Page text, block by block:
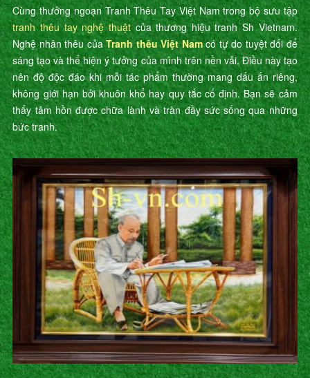
Cùng thưởng ngoạn Tranh Thêu Tay Việt Nam trong bộ sưu tập
tranh thêu tay nghệ thuậtcủa thương hiệu tranh Sh Vietnam.
Nghệ nhân thêu củaTranh thêu Việt Namcó tự do tuyệt đối để
sáng tạo và thể hiện ý tưởng của mình trên nền vải. Điều này tạo
nên độ độc đáo khi mỗi tác phẩm thường mang dấu ấn riêng,
không giới hạn bởi khuôn khổ hay quy tắc cố định. Bạn sẽ cảm
thấy tâm hồn được chữa lành và tràn đầy sức sống qua những
bức tranh.